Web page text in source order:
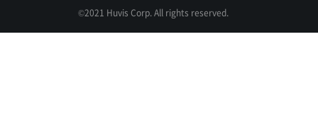
©2021 Huvis Corp. All rights reserved.